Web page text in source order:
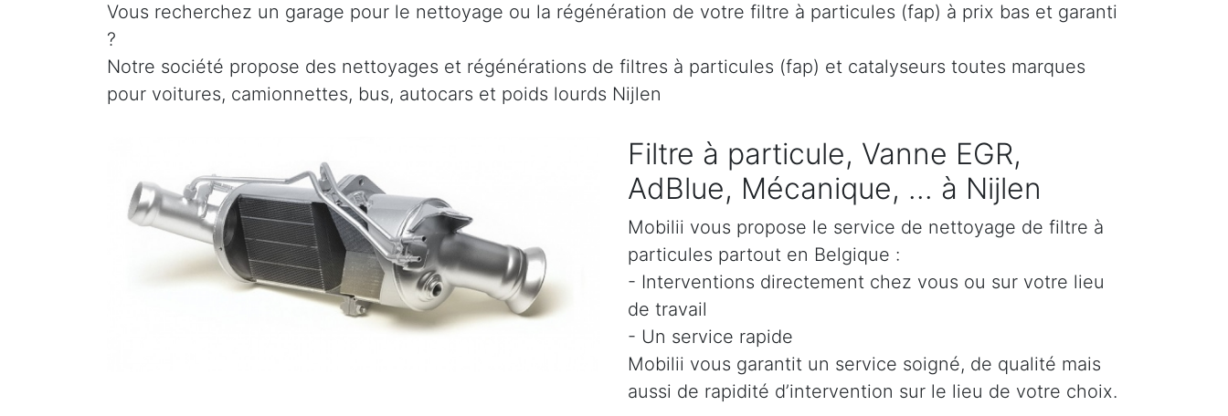
Vous recherchez un garage pour le nettoyage ou la régénération de votre filtre à particules (fap) à prix bas et garanti
?
Notre société propose des nettoyages et régénérations de filtres à particules (fap) et catalyseurs toutes marques
pour voitures, camionnettes, bus, autocars et poids lourds Nijlen
Filtre à particule, Vanne EGR,
AdBlue, Mécanique, ... à Nijlen
Mobilii vous propose le service de nettoyage de filtre à
particules partout en Belgique :
- Interventions directement chez vous ou sur votre lieu
de travail
- Un service rapide
Mobilii vous garantit un service soigné, de qualité mais
aussi de rapidité d’intervention sur le lieu de votre choix.